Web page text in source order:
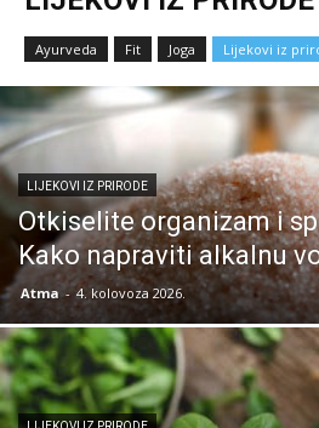
Ayurveda Fit Joga Lijekovi iz
LIJEKOVI IZ PRIRODE
Otkiselite organizam i
Kako napraviti alkalnu
Atma - 4. kolovoza 2026.